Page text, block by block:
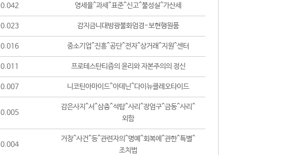
0.042 영세율^과세^표준^신고^불성실^가산세
0.023 감지금니대방광불화엄경-보현행원품
0.016 중소기업^진흥^공단^전자^상거래^지원^센터
0.011 프로테스탄티즘의 윤리와 자본주의의 정신
0.007 니코틴아마이드^아데닌^다이뉴클레오타이드
0.005
감은사지^서^삼층^석탑^사리^장엄구^금동^사리^
외함
0.004
거창^사건^등^관련자의^명예^회복에^관한^특별^
조치법